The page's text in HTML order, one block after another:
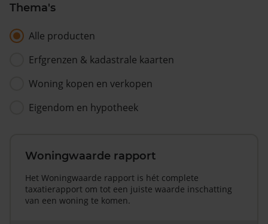
Thema's
Alle producten
Erfgrenzen & kadastrale kaarten
Woning kopen en verkopen
Eigendom en hypotheek
Woningwaarde rapport
Het Woningwaarde rapport is hét complete
taxatierapport om tot een juiste waarde inschatting
van een woning te komen.